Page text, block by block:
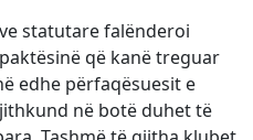
statutare falënderoi
që kanë treguar
edhe përfaqësuesit e
në botë duhet të